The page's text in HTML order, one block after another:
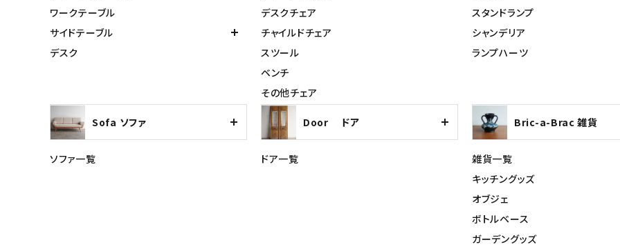
ワークテーブル
サイドテーブル
デスク
デスクチェア
チャイルドチェア
スツール
ベンチ
その他チェア
スタンドランプ
シャンデリア
ランプハーツ
Sofa ソファ
ソファ一覧
Door ドア
ドア一覧
Bric-a-Brac 雑貨
雑貨一覧
キッチングッズ
オブジェ
ボトルベース
ガーデングッズ